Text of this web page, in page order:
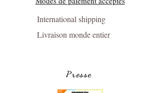
International shipping
Livraison monde entier
Presse